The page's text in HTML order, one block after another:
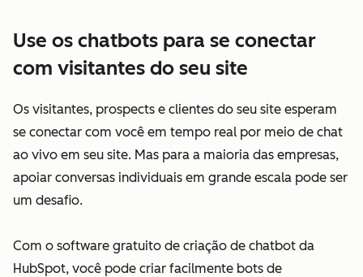
Use os chatbots para se conectar
com visitantes do seu site
Os visitantes, prospects e clientes do seu site esperam
se conectar com você em tempo real por meio de chat
ao vivo em seu site. Mas para a maioria das empresas,
apoiar conversas individuais em grande escala pode ser
um desafio.
Com o software gratuito de criação de chatbot da
HubSpot, você pode criar facilmente bots de